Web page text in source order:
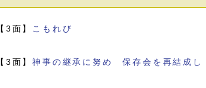
【3面】 こもれび
【3面】神事の継承に努め 保存会を再結成